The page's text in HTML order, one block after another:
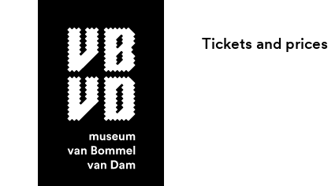
museum van Bommel van Dam
Tickets and prices